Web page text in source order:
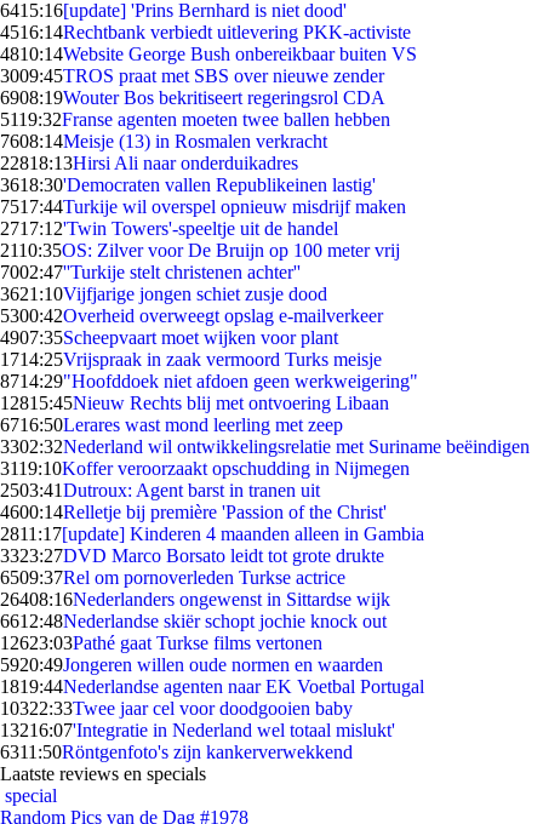
6415:16[update] 'Prins Bernhard is niet dood'
4516:14Rechtbank verbiedt uitlevering PKK-activiste
4810:14Website George Bush onbereikbaar buiten VS
3009:45TROS praat met SBS over nieuwe zender
6908:19Wouter Bos bekritiseert regeringsrol CDA
5119:32Franse agenten moeten twee ballen hebben
7608:14Meisje (13) in Rosmalen verkracht
22818:13Hirsi Ali naar onderduikadres
3618:30'Democraten vallen Republikeinen lastig'
7517:44Turkije wil overspel opnieuw misdrijf maken
2717:12'Twin Towers'-speeltje uit de handel
2110:35OS: Zilver voor De Bruijn op 100 meter vrij
7002:47''Turkije stelt christenen achter''
3621:10Vijfjarige jongen schiet zusje dood
5300:42Overheid overweegt opslag e-mailverkeer
4907:35Scheepvaart moet wijken voor plant
1714:25Vrijspraak in zaak vermoord Turks meisje
8714:29"Hoofddoek niet afdoen geen werkweigering"
12815:45Nieuw Rechts blij met ontvoering Libaan
6716:50Lerares wast mond leerling met zeep
3302:32Nederland wil ontwikkelingsrelatie met Suriname beëindigen
3119:10Koffer veroorzaakt opschudding in Nijmegen
2503:41Dutroux: Agent barst in tranen uit
4600:14Relletje bij première 'Passion of the Christ'
2811:17[update] Kinderen 4 maanden alleen in Gambia
3323:27DVD Marco Borsato leidt tot grote drukte
6509:37Rel om pornoverleden Turkse actrice
26408:16Nederlanders ongewenst in Sittardse wijk
6612:48Nederlandse skiër schopt jochie knock out
12623:03Pathé gaat Turkse films vertonen
5920:49Jongeren willen oude normen en waarden
1819:44Nederlandse agenten naar EK Voetbal Portugal
10322:33Twee jaar cel voor doodgooien baby
13216:07'Integratie in Nederland wel totaal mislukt'
6311:50Röntgenfoto's zijn kankerverwekkend
Laatste reviews en specials
special
Random Pics van de Dag #1978